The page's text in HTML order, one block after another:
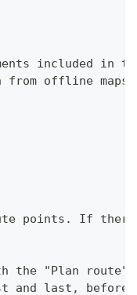
included in
from offline
points. If there
the "Plan
and last,